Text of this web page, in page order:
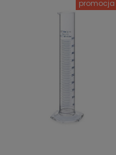
promocja